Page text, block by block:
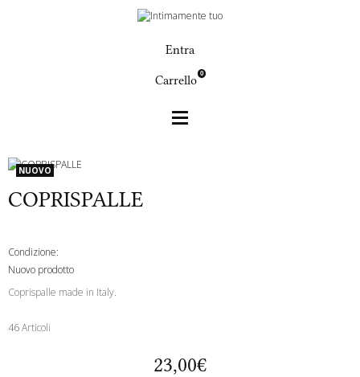
Entra
Carrello 0
Articoli ortopedici
NUOVO
COPRISPALLE
Condizione:
Nuovo prodotto
Coprispalle made in Italy.
46Articoli
23,00€